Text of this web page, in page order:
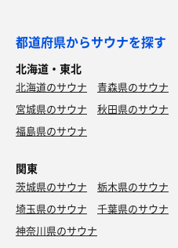
都道府県からサウナを探す
北海道・東北
北海道のサウナ 青森県のサウナ
宮城県のサウナ
秋田県のサウナ
福島県のサウナ
関東
茨城県のサウナ 栃木県のサウナ
埼玉県のサウナ
千葉県のサウナ
神奈川県のサウナ